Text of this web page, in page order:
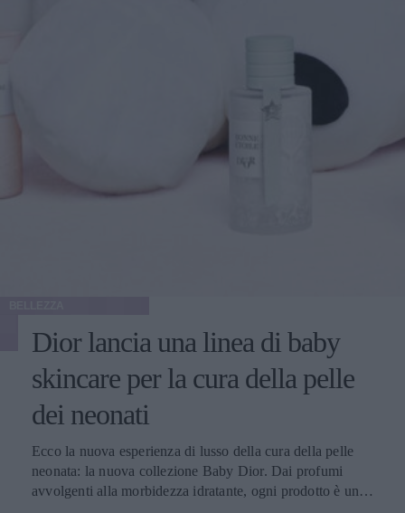
Dior lancia una linea di baby
skincare per la cura della pelle
dei neonati
Ecco la nuova esperienza di lusso della cura della pelle
neonata: la nuova collezione Baby Dior. Dai profumi
avvolgenti alla morbidezza idratante, ogni prodotto è una